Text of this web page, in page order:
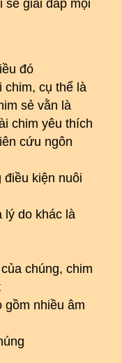
sẽ giải đáp mọi
đó
chim, cụ thể là
sẻ vằn là
chim yêu thích
cứu ngôn
điều kiện nuôi
lý do khác là
chúng, chim
gồm nhiều âm